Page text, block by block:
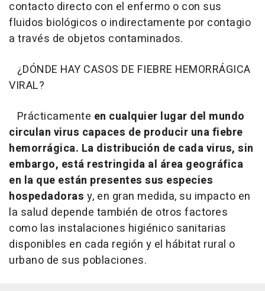
contacto directo con el enfermo o con sus
fluidos biológicos o indirectamente por contagio
a través de objetos contaminados.
¿DÓNDE HAY CASOS DE FIEBRE HEMORRÁGICA
VIRAL?
Prácticamente en cualquier lugar del mundo
circulan virus capaces de producir una fiebre
hemorrágica. La distribución de cada virus, sin
embargo, está restringida al área geográfica
en la que están presentes sus especies
hospedadoras y, en gran medida, su impacto en
la salud depende también de otros factores
como las instalaciones higiénico sanitarias
disponibles en cada región y el hábitat rural o
urbano de sus poblaciones.